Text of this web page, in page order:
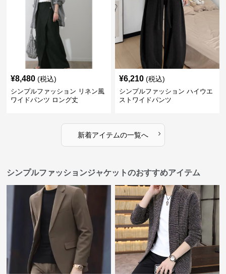
¥8,480 (税込)
シンプルファッション リネン風
ワイドパンツ ロング丈
¥6,210 (税込)
シンプルファッション ハイウエ
ストワイドパンツ
新着アイテムの一覧へ ›
シンプルファッションジャケットのおすすめアイテム